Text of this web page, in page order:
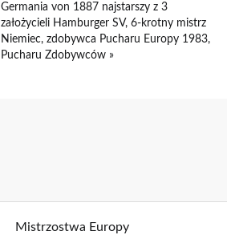
Germania von 1887 najstarszy z 3
założycieli Hamburger SV, 6-krotny mistrz
Niemiec, zdobywca Pucharu Europy 1983,
Pucharu Zdobywców »
Mistrzostwa Europy